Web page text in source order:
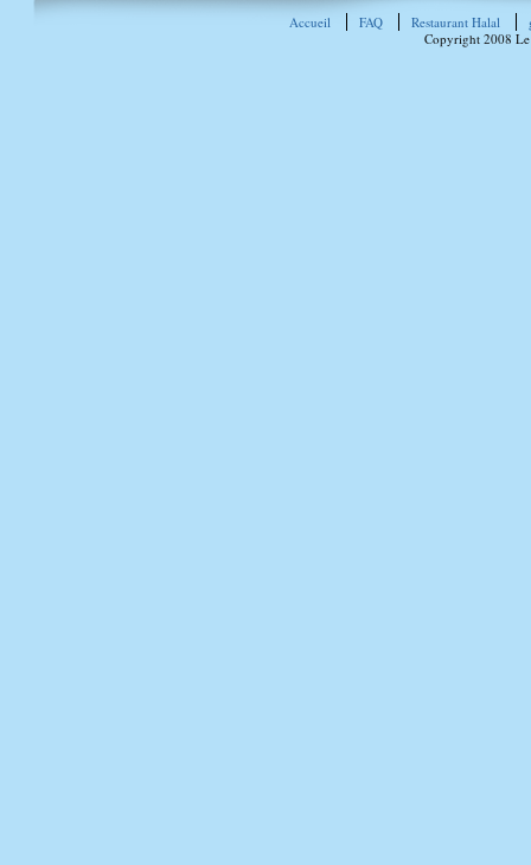
Accueil FAQ Restaurant Halal
Copyright 2008